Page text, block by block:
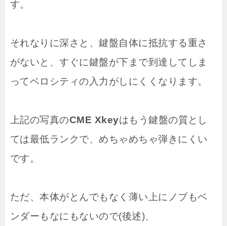
す。
それなりに深さと、鍵盤自体に抵抗する重さ
がないと、すぐに鍵盤が下まで到達してしま
ってベロシティの入力がしにくくなります。
上記の写真のCME Xkeyはもう鍵盤の質とし
ては最低ランクで、めちゃめちゃ弾きにくい
です。
ただ、本体がとんでもなく薄い上にノブもベ
ンダーもなにもないので(後述)、